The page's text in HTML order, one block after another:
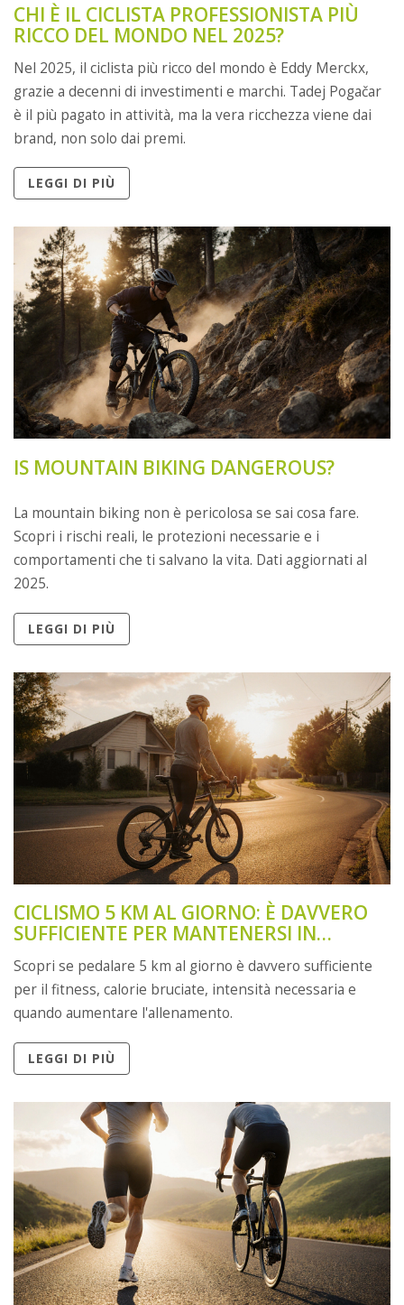
CHI È IL CICLISTA PROFESSIONISTA PIÙ
RICCO DEL MONDO NEL 2025?
Nel 2025, il ciclista più ricco del mondo è Eddy Merckx,
grazie a decenni di investimenti e marchi. Tadej Pogačar
è il più pagato in attività, ma la vera ricchezza viene dai
brand, non solo dai premi.
LEGGI DI PIÙ
IS MOUNTAIN BIKING DANGEROUS?
La mountain biking non è pericolosa se sai cosa fare.
Scopri i rischi reali, le protezioni necessarie e i
comportamenti che ti salvano la vita. Dati aggiornati al
2025.
LEGGI DI PIÙ
CICLISMO 5 KM AL GIORNO: È DAVVERO
SUFFICIENTE PER MANTENERSI IN
FORMA?
Scopri se pedalare 5 km al giorno è davvero sufficiente
per il fitness, calorie bruciate, intensità necessaria e
quando aumentare l'allenamento.
LEGGI DI PIÙ